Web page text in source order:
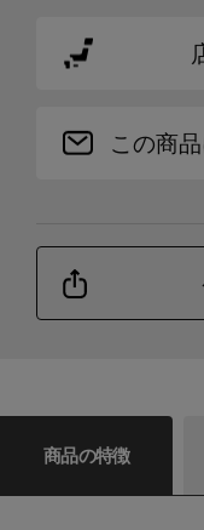
この商
商品の特徴